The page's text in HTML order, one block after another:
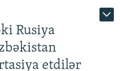
Rusiya
etdilər